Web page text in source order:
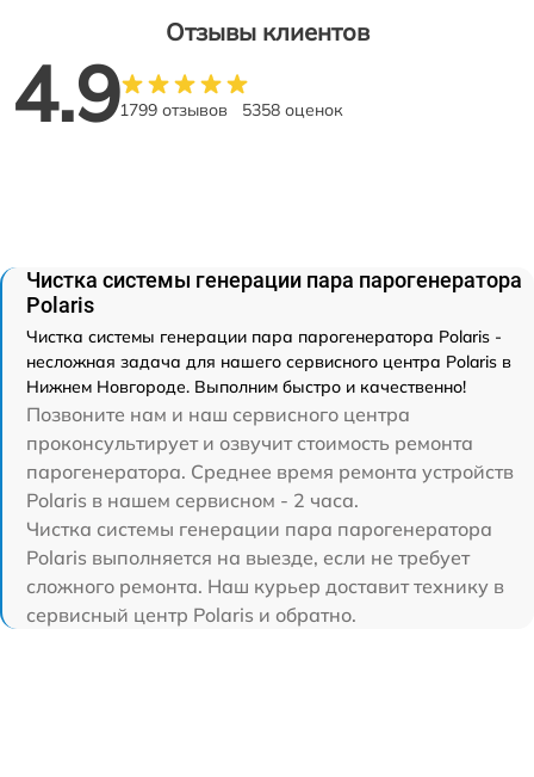
Отзывы клиентов
4.91799 отзывов 5358 оценок
Чистка системы генерации пара парогенератора
Polaris
Чистка системы генерации пара парогенератора Polaris -
несложная задача для нашего сервисного центра Polaris в
Нижнем Новгороде. Выполним быстро и качественно!
Позвоните нам и наш сервисного центра
проконсультирует и озвучит стоимость ремонта
парогенератора. Среднее время ремонта устройств
Polaris в нашем сервисном - 2 часа.
Чистка системы генерации пара парогенератора
Polaris выполняется на выезде, если не требует
сложного ремонта. Наш курьер доставит технику в
сервисный центр Polaris и обратно.